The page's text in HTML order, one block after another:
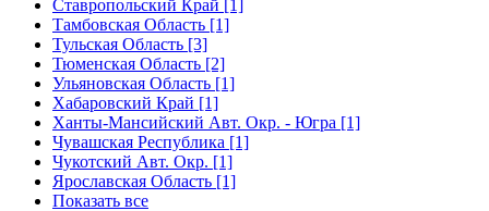
Ставропольский Край [1]
Тамбовская Область [1]
Тульская Область [3]
Тюменская Область [2]
Ульяновская Область [1]
Хабаровский Край [1]
Ханты-Мансийский Авт. Окр. - Югра [1]
Чувашская Республика [1]
Чукотский Авт. Окр. [1]
Ярославская Область [1]
Показать все